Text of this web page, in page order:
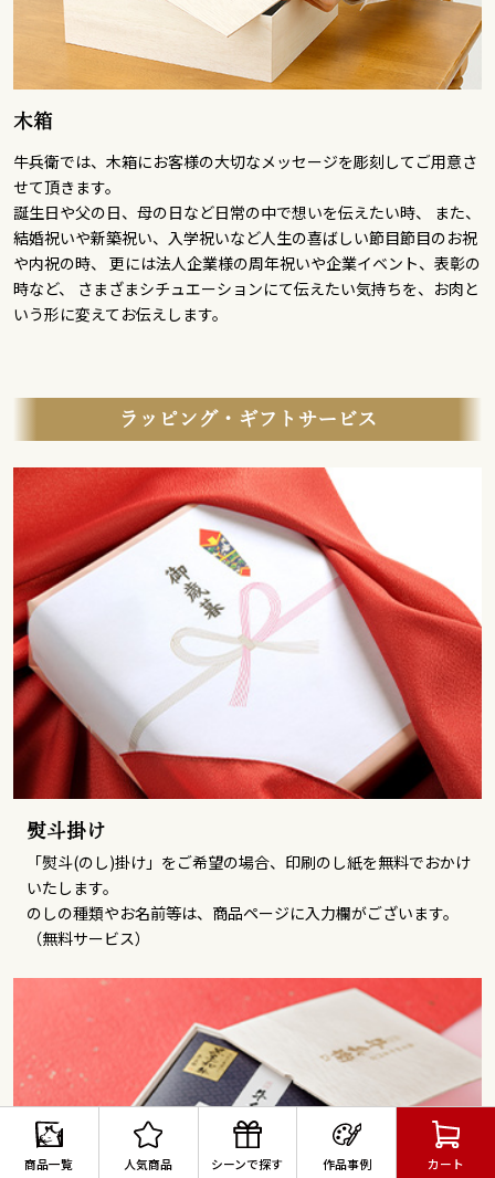
商品一覧 人気商品 シーンで探す 作品事例 カート
木箱
牛兵衛では、木箱にお客様の大切なメッセージを彫刻してご用意さ
せて頂きます。
誕生日や父の日、母の日など日常の中で想いを伝えたい時、 また、
結婚祝いや新築祝い、入学祝いなど人生の喜ばしい節目節目のお祝
や内祝の時、 更には法人企業様の周年祝いや企業イベント、表彰の
時など、 さまざまシチュエーションにて伝えたい気持ちを、お肉と
いう形に変えてお伝えします。
ラッピング・ギフトサービス
熨斗掛け
「熨斗(のし)掛け」をご希望の場合、印刷のし紙を無料でおかけ
いたします。
のしの種類やお名前等は、商品ページに入力欄がございます。
（無料サービス）